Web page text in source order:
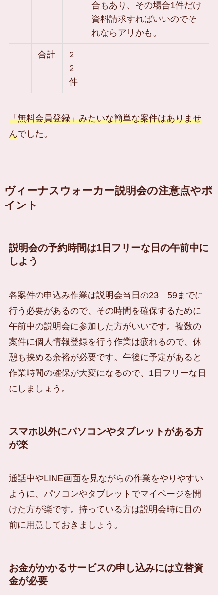
合もあり、その場合1件だけ
資料請求すればいいのでそ
れならアリかも。
合計
2
2
件
「無料会員登録」みたいな簡単な案件はありませ
んでした。
ヴィーナスウォーカー説明会の注意点やポ
イント
説明会の予約時間は1日フリーな日の午前中に
しよう
各案件の申込み作業は説明会当日の23：59までに
行う必要があるので、その時間を確保するために
午前中の説明会に参加した方がいいです。複数の
案件に個人情報登録を行う作業は疲れるので、休
憩も挟める余裕が必要です。午後に予定があると
作業時間の確保が大変になるので、1日フリーな日
にしましょう。
スマホ以外にパソコンやタブレットがある方
が楽
通話中やLINE画面を見ながらの作業をやりやすい
ように、パソコンやタブレットでマイページを開
けた方が楽です。持っている方は説明会時に目の
前に用意しておきましょう。
お金がかかるサービスの申し込みには立替資
金が必要